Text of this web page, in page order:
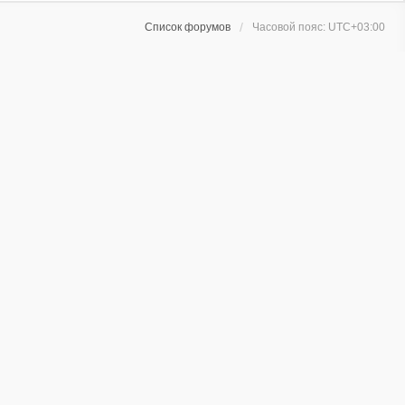
Список форумов Часовой пояс: UTC+03:00